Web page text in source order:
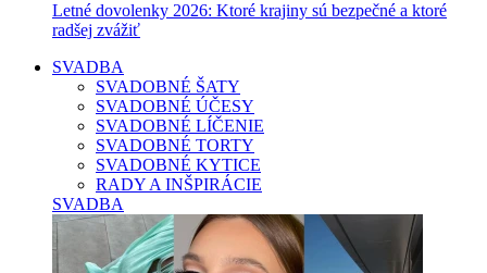
Letné dovolenky 2026: Ktoré krajiny sú bezpečné a ktoré
radšej zvážiť
SVADBA
SVADOBNÉ ŠATY
SVADOBNÉ ÚČESY
SVADOBNÉ LÍČENIE
SVADOBNÉ TORTY
SVADOBNÉ KYTICE
RADY A INŠPIRÁCIE
SVADBA